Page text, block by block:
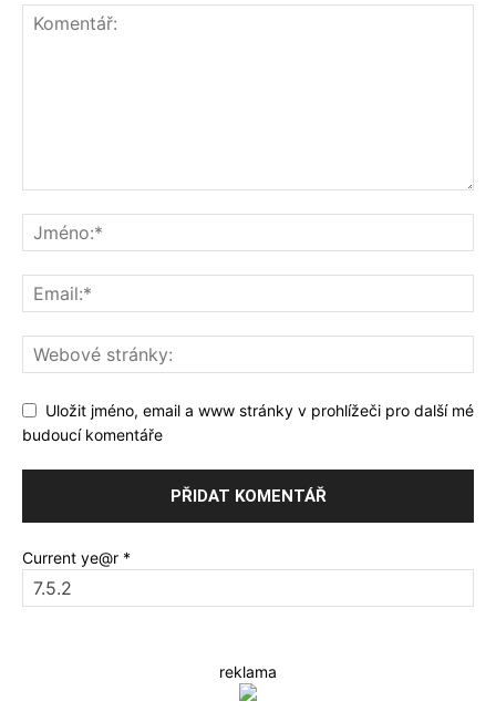
Uložit jméno, email a www stránky v prohlížeči pro další mé
budoucí komentáře
Current ye@r *
reklama